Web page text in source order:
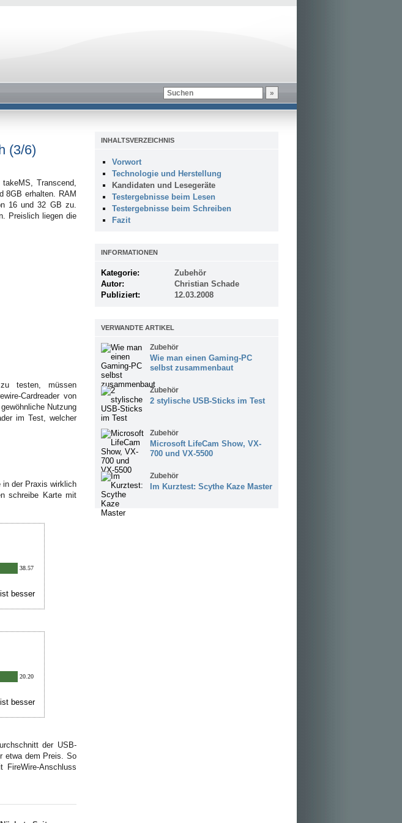
(3/6)
Transcend,
8GB erhalten. RAM
16 und 32 GB zu.
Preislich liegen die
testen, müssen
Cardreader von
Nutzung
im Test, welcher
in der Praxis wirklich
schreibe Karte mit
38.57
besser
20.20
besser
der USB-
etwa dem Preis. So
Anschluss
INHALTSVERZEICHNIS
Vorwort
Technologie und Herstellung
Kandidaten und Lesegeräte
Testergebnisse beim Lesen
Testergebnisse beim Schreiben
Fazit
INFORMATIONEN
Kategorie:
Zubehör
Autor:
Christian Schade
Publiziert:
12.03.2008
VERWANDTE ARTIKEL
Zubehör
Wie man einen Gaming-PC
selbst zusammenbaut
Zubehör
2 stylische USB-Sticks im Test
Zubehör
Microsoft LifeCam Show, VX-
700 und VX-5500
Zubehör
Im Kurztest: Scythe Kaze Master